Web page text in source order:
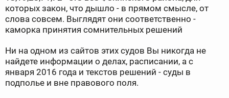
которых закон, что дышло - в прямом смысле, от
слова совсем. Выглядят они соответственно -
каморка принятия сомнительных решений
Ни на одном из сайтов этих судов Вы никогда не
найдете информации о делах, расписании, а с
января 2016 года и текстов решений - суды в
подполье и вне правового поля.